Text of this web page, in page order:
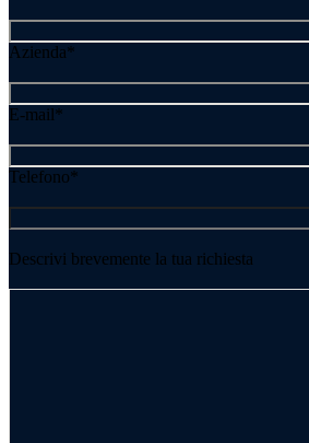
Azienda*
E-mail*
Telefono*
Descrivi brevemente la tua richiesta